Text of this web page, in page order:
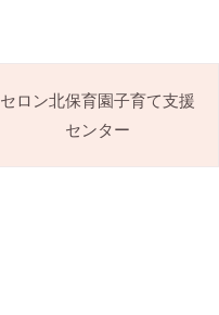
セロン北保育園子育て支援
センター